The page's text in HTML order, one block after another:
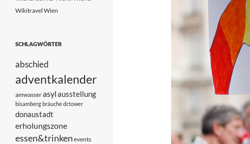
Wikitravel Wien
SCHLAGWÖRTER
abschied
adventkalender
amwasserasylausstellung
bisambergbräuchedctower
donaustadt
erholungszone
essen&trinken events